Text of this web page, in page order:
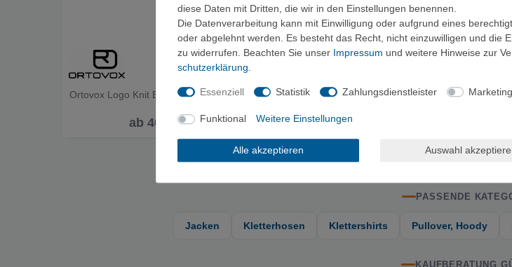
Ortovox Logo Knit Belt - Gürtel
ab 40,00 €
AustriAlpin COBRAFRAME 38
ab 34,90 €
PASSENDE
Jacken Kletterhosen Klettershirts Pullover, Hoody
KAUFBERATUNG
diese Daten mit Dritten, die wir in den Einstellungen benennen.
Die Datenverarbeitung kann mit Einwilligung oder aufgrund eines
oder abgelehnt werden. Es besteht das Recht, nicht einzuwilligen und die
zu widerrufen. Beachten Sie unser Impressum und weitere Hinweise zur
schutz­erklärung
Essenziell Statistik Zahlungsdienstleister Marketing
Funktional Weitere Einstellungen
Alle akzeptieren Auswahl